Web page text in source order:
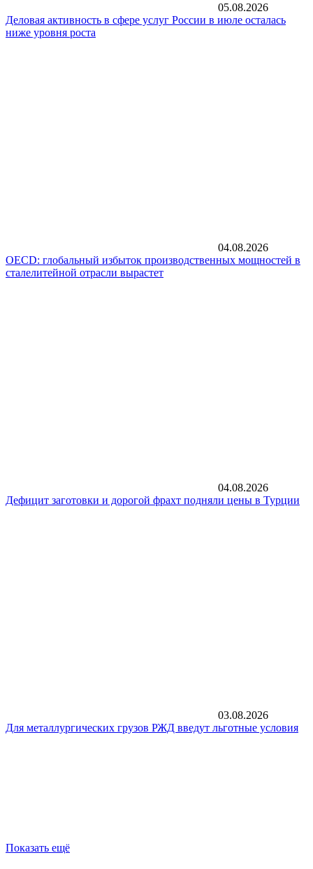
05.08.2026
Деловая активность в сфере услуг России в июле осталась
ниже уровня роста
04.08.2026
OECD: глобальный избыток производственных мощностей в
сталелитейной отрасли вырастет
04.08.2026
Дефицит заготовки и дорогой фрахт подняли цены в Турции
03.08.2026
Для металлургических грузов РЖД введут льготные условия
Показать ещё